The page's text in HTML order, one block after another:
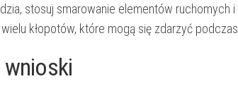
stosuj smarowanie elementów
kłopotów, które mogą się zdarzyć